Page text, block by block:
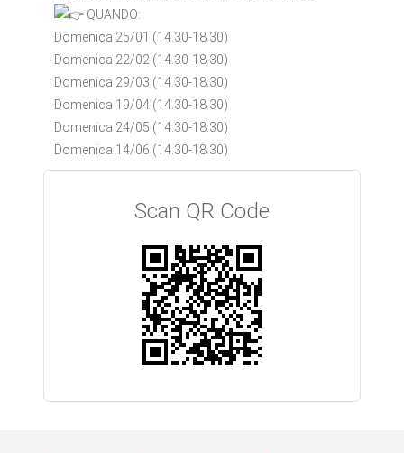
QUANDO:
Domenica 25/01 (14.30-18.30)
Domenica 22/02 (14.30-18.30)
Domenica 29/03 (14.30-18.30)
Domenica 19/04 (14.30-18.30)
Domenica 24/05 (14.30-18.30)
Domenica 14/06 (14.30-18.30)
Scan QR Code